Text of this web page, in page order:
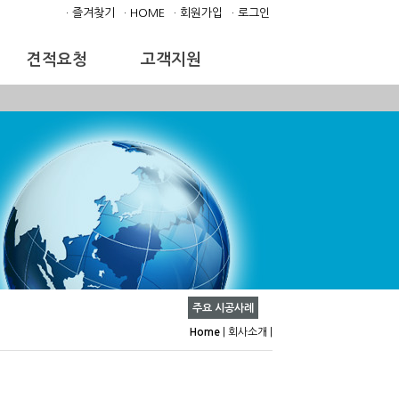
· 로그인
· 회원가입
· HOME
· 즐겨찾기
견적요청 고객지원
Home 회사소개
주요 시공사례